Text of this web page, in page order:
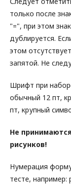
только после
"=", при этом
дублируется.
этом
запятой. Не
Шрифт при
обычный 12 пт,
пт, крупный
Не
рисунков!
Нумерация
тесте,